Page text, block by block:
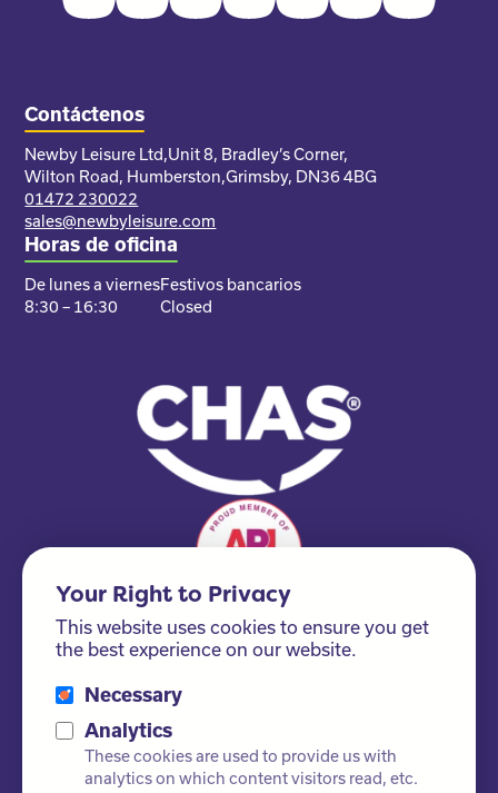
Contáctenos
Newby Leisure Ltd,Unit 8, Bradley’s Corner,
Wilton Road, Humberston,Grimsby, DN36 4BG
01472 230022
sales@newbyleisure.com
Horas de oficina
De lunes a viernes
8:30 – 16:30
Festivos bancarios
Closed
Please ask us about our FSC® certified products!
Your Right to Privacy
This website uses cookies to ensure you get
the best experience on our website.
Necessary
Analytics
These cookies are used to provide us with
analytics on which content visitors read, etc.